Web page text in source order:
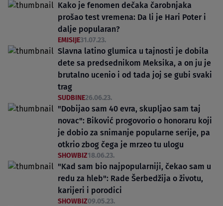
Kako je fenomen dečaka čarobnjaka
prošao test vremena: Da li je Hari Poter i
dalje popularan?
EMISIJE31.07.23.
Slavna latino glumica u tajnosti je dobila
dete sa predsednikom Meksika, a on ju je
brutalno ucenio i od tada joj se gubi svaki
trag
SUDBINE26.06.23.
"Dobijao sam 40 evra, skupljao sam taj
novac": Biković progovorio o honoraru koji
je dobio za snimanje popularne serije, pa
otkrio zbog čega je mrzeo tu ulogu
SHOWBIZ18.06.23.
"Kad sam bio najpopularniji, čekao sam u
redu za hleb": Rade Šerbedžija o životu,
karijeri i porodici
SHOWBIZ09.05.23.